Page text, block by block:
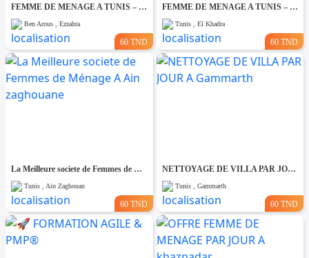
FEMME DE MENAGE A TUNIS – PAR JOUR A Ezzahra
Ben Arous , Ezzahra
60 TND
FEMME DE MENAGE A TUNIS – PAR JOUR A El khadhra
Tunis , El Khadra
60 TND
La Meilleure societe de Femmes de Ménage A Ain zaghouane
Tunis , Ain Zaghouan
60 TND
NETTOYAGE DE VILLA PAR JOUR A Gammarth
Tunis , Gammarth
60 TND